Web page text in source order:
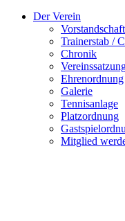
Der Verein
Trainerstab /
Chronik
Ehrenordnung
Galerie
Tennisanlage
Platzordnung
Mitglied